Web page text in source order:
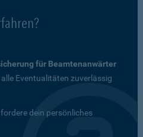
für Beamtenanwärter
Eventualitäten zuverlässig
dein persönliches